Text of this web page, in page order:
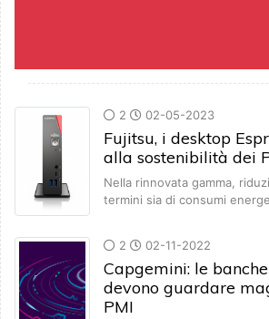
2 02-05-2023
Fujitsu, i desktop
alla sostenibilità dei
Nella rinnovata gamma,
termini sia di consumi
2 02-11-2022
Capgemini: le
devono guardare
PMI